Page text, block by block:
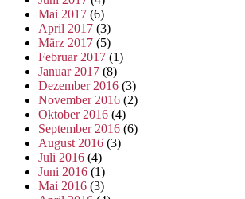
Mai 2017 (6)
April 2017 (3)
März 2017 (5)
Februar 2017 (1)
Januar 2017 (8)
Dezember 2016 (3)
November 2016 (2)
Oktober 2016 (4)
September 2016 (6)
August 2016 (3)
Juli 2016 (4)
Juni 2016 (1)
Mai 2016 (3)